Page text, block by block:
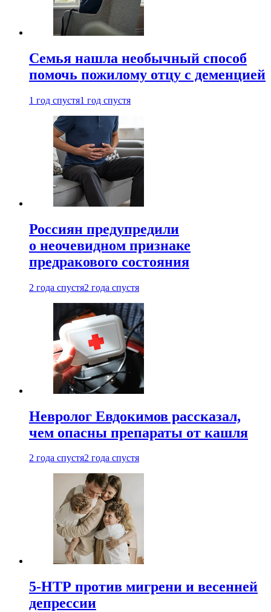
Семья нашла необычный способ
помочь пожилому отцу с деменцией
1 год спустя1 год спустя
Россиян предупредили
о неочевидном признаке
предракового состояния
2 года спустя2 года спустя
Невролог Евдокимов рассказал,
чем опасны препараты от кашля
2 года спустя2 года спустя
5-НТР против мигрени и весенней
депрессии